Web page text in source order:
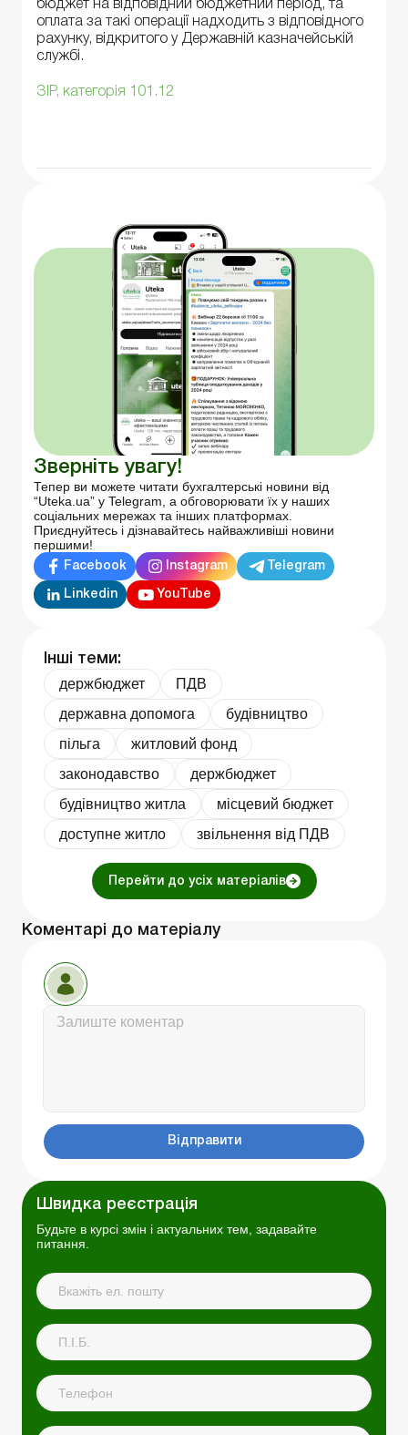
бюджет на відповідний бюджетний період, та
оплата за такі операції надходить з відповідного
рахунку, відкритого у Державній казначейській
службі.
ЗІР, категорія 101.12
Зверніть увагу!
Тепер ви можете читати бухгалтерські новини від
“Uteka.ua” у Telegram, а обговорювати їх у наших
соціальних мережах та інших платформах.
Приєднуйтесь і дізнавайтесь найважливіші новини
першими!
Facebook Instagram Telegram
Linkedin YouTube
Інші теми:
держбюджет
ПДВ
державна допомога
будівництво
пільга
житловий фонд
законодавство
держбюджет
будівництво житла
місцевий бюджет
доступне житло
звільнення від ПДВ
Перейти до усіх матеріалів
Коментарі до матеріалу
Відправити
Швидка реєстрація
Будьте в курсі змін і актуальних тем, задавайте
питання.